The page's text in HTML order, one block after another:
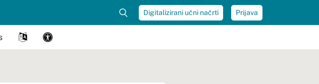
Digitalizirani učni načrti Prijava